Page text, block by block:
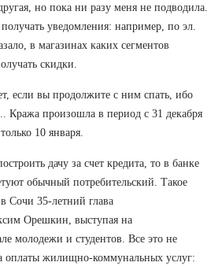
но пока ни разу меня не подводила.
уведомления: например, по эл.
в магазинах каких сегментов
скидки.
если вы продолжите с ним спать, ибо
Кража произошла в период с 31 декабря
10 января.
дачу за счет кредита, то в банке
обычный потребительский. Такое
Сочи 35-летний глава
Орешкин, выступая на
молодежи и студентов. Все это не
оплаты жилищно-коммунальных услуг: